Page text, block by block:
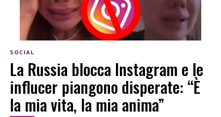
SOCIAL
La Russia blocca Instagram e le
influcer piangono disperate: “È
la mia vita, la mia anima”